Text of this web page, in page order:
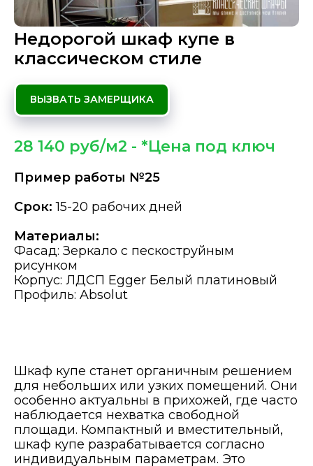
Недорогой шкаф купе в
классическом стиле
ВЫЗВАТЬ ЗАМЕРЩИКА
28 140 руб/м2 - *Цена под ключ
Пример работы №25
Срок: 15-20 рабочих дней
Материалы:
Фасад: Зеркало с пескоструйным
рисунком
Корпус: ЛДСП Egger Белый платиновый
Профиль: Absolut
Шкаф купе станет органичным решением
для небольших или узких помещений. Они
особенно актуальны в прихожей, где часто
наблюдается нехватка свободной
площади. Компактный и вместительный,
шкаф купе разрабатывается согласно
индивидуальным параметрам. Это